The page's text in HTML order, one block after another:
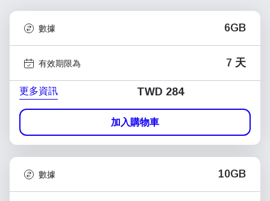
數據 6GB
有效期限為 7 天
更多資訊 TWD 284
加入購物車
數據 10GB